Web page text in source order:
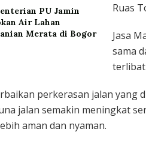
PU Jamin
Air Lahan
Merata di Bogor
Ruas
Jasa
sama
perkerasan jalan yang
jalan semakin meningkat
aman dan nyaman.